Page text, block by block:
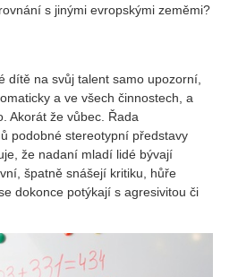
s jinými evropskými zeměmi?
dítě na svůj talent samo upozorní,
a ve všech činnostech, a
Akorát že vůbec. Řada
podobné stereotypní představy
že nadaní mladí lidé bývají
špatně snášejí kritiku, hůře
dokonce potýkají s agresivitou či